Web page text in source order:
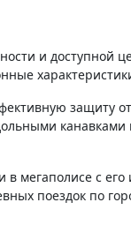
и доступной
защиту
канавками
в мегаполисе с
поездок по